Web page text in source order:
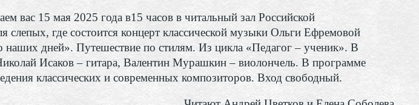
вас 15 мая 2025 года в15 часов в читальный зал Российской
слепых, где состоится концерт классической музыки Ольги Ефремовой
наших дней». Путешествие по стилям. Из цикла «Педагог – ученик». В
Исаков – гитара, Валентин Мурашкин – виолончель. В программе
классических и современных композиторов. Вход свободный.